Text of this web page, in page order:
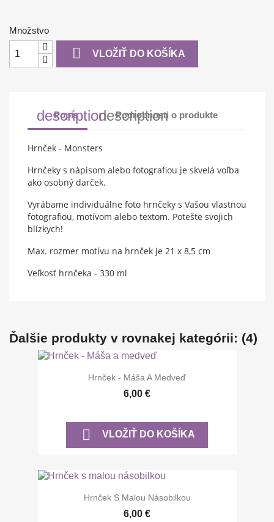
Množstvo
 VLOŽIŤ DO KOŠÍKA
description
Popis description
Podrobnosti o produkte
Hrnček - Monsters
Hrnčeky s nápisom alebo fotografiou je skvelá voľba
ako osobný darček.
Vyrábame individuálne foto hrnčeky s Vašou vlastnou
fotografiou, motívom alebo textom. Potešte svojich
blízkych!
Max. rozmer motívu na hrnček je 21 x 8,5 cm
Veľkosť hrnčeka - 330 ml
Ďalšie produkty v rovnakej kategórii: (4)
Hrnček - Máša A Medveď
6,00 €
 VLOŽIŤ DO KOŠÍKA
Hrnček S Malou Násobilkou
6,00 €